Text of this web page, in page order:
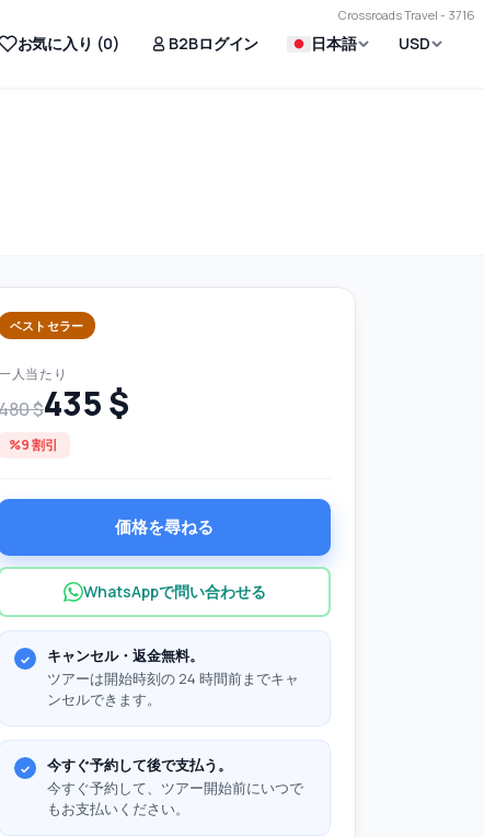
Crossroads Travel - 3716
お気に入り (0) B2Bログイン 日本語 USD
ベストセラー
人当たり
$435 $
%9 割引
価格を尋ねる
WhatsAppで問い合わせる
キャンセル・返金無料。
ツアーは開始時刻の 24 時間前までキャ
ンセルできます。
今すぐ予約して後で支払う。
今すぐ予約して、ツアー開始前にいつで
もお支払いください。